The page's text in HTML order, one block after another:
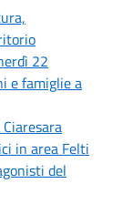
22
e famiglie a
in area Felti
del